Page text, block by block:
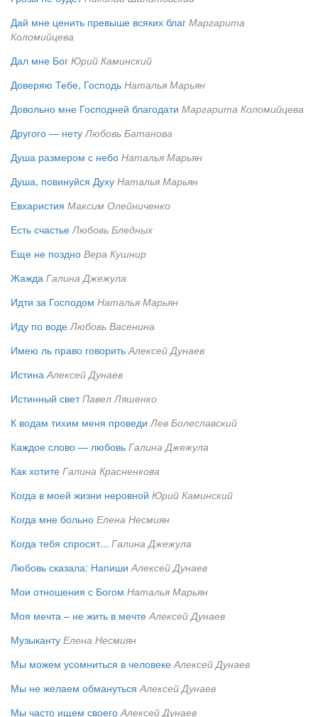
Дай мне ценить превыше всяких благ Маргарита
Коломийцева
Дал мне Бог Юрий Каминский
Доверяю Тебе, Господь Наталья Марьян
Довольно мне Господней благодати Маргарита Коломийцева
Другого — нету Любовь Батанова
Душа размером с небо Наталья Марьян
Душа, повинуйся Духу Наталья Марьян
Евхаристия Максим Олейниченко
Есть счастье Любовь Бледных
Еще не поздно Вера Кушнир
Жажда Галина Джежула
Идти за Господом Наталья Марьян
Иду по воде Любовь Васенина
Имею ль право говорить Алексей Дунаев
Истина Алексей Дунаев
Истинный свет Павел Ляшенко
К водам тихим меня проведи Лев Болеславский
Каждое слово — любовь Галина Джежула
Как хотите Галина Красненкова
Когда в моей жизни неровной Юрий Каминский
Когда мне больно Елена Несмиян
Когда тебя спросят... Галина Джежула
Любовь сказала: Напиши Алексей Дунаев
Мои отношения с Богом Наталья Марьян
Моя мечта – не жить в мечте Алексей Дунаев
Музыканту Елена Несмиян
Мы можем усомниться в человеке Алексей Дунаев
Мы не желаем обмануться Алексей Дунаев
Мы часто ищем своего Алексей Дунаев